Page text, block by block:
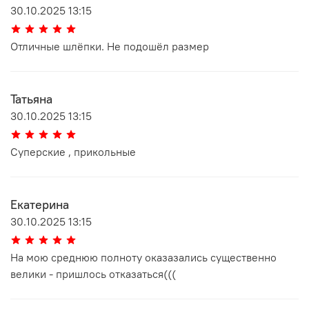
30.10.2025 13:15
Отличные шлёпки. Не подошёл размер
Татьяна
30.10.2025 13:15
Суперские , прикольные
Екатерина
30.10.2025 13:15
На мою среднюю полноту оказазались существенно
велики - пришлось отказаться(((